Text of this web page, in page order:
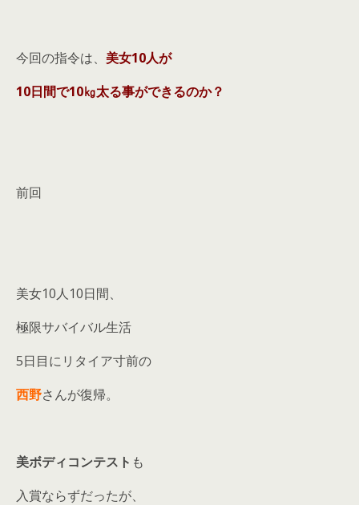
今回の指令は、 美女10人が
10日間で10㎏太る事ができるのか？
前回
美女10人10日間、
極限サバイバル生活
5日目にリタイア寸前の
西野さんが復帰。
美ボディコンテスト も
入賞ならずだったが、